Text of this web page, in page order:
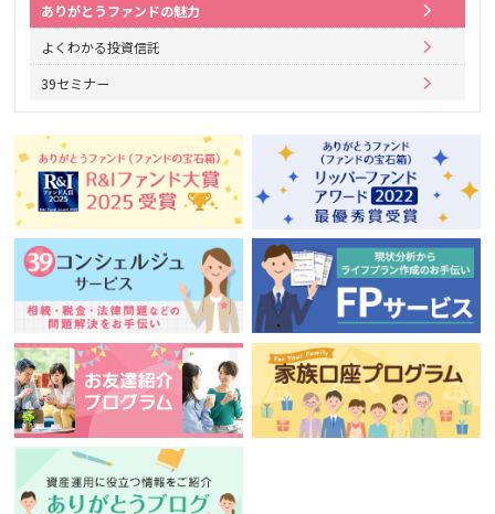
ありがとうファンドの魅力
よくわかる投資信託
39セミナー